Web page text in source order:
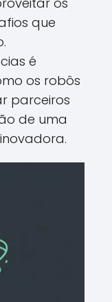
que
é
os robôs
parceiros
de uma